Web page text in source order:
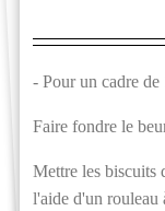
- Pour un cadre de
Faire fondre le
Mettre les biscuits
l'aide d'un rouleau